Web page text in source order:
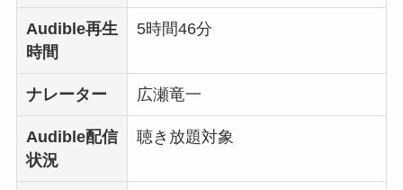
Audible再生
時間
5時間46分
ナレーター 広瀬竜一
Audible配信
状況
聴き放題対象